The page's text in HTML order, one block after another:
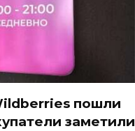
пошли
заметили